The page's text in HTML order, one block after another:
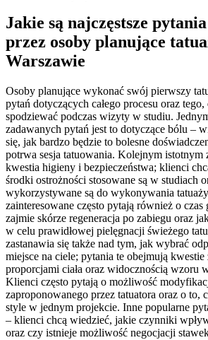
Jakie są najczęstsze
przez osoby planujące
Warszawie
Osoby planujące wykonać swój pierwszy
pytań dotyczących całego procesu oraz tego,
spodziewać podczas wizyty w studiu.
zadawanych pytań jest to dotyczące bólu –
się, jak bardzo będzie to bolesne
potrwa sesja tatuowania. Kolejnym istotnym
kwestia higieny i bezpieczeństwa; klienci
środki ostrożności stosowane są w studiach
wykorzystywane są do wykonywania
zainteresowane często pytają również o czas
zajmie skórze regeneracja po zabiegu oraz
w celu prawidłowej pielęgnacji świeżego
zastanawia się także nad tym, jak wybrać
miejsce na ciele; pytania te obejmują kwestie
proporcjami ciała oraz widocznością wzoru
Klienci często pytają o możliwość
zaproponowanego przez tatuatora oraz o to,
style w jednym projekcie. Inne popularne
– klienci chcą wiedzieć, jakie czynniki
oraz czy istnieje możliwość negocjacji